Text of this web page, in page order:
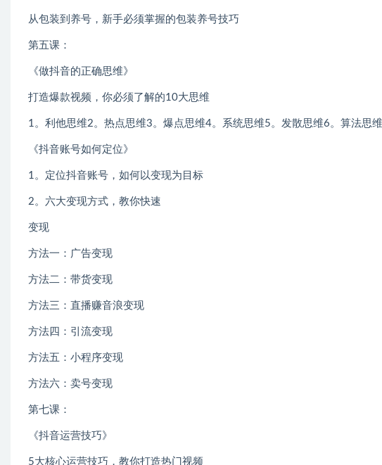
从包装到养号，新手必须掌握的包装养号技巧
第五课：
《做抖音的正确思维》
打造爆款视频，你必须了解的10大思维
1。利他思维2。热点思维3。爆点思维4。系统思维5。发散思维6。算法思
《抖音账号如何定位》
1。定位抖音账号，如何以变现为目标
2。六大变现方式，教你快速
变现
方法一：广告变现
方法二：带货变现
方法三：直播赚音浪变现
方法四：引流变现
方法五：小程序变现
方法六：卖号变现
第七课：
《抖音运营技巧》
5大核心运营技巧，教你打造热门视频